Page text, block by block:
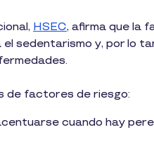
HSEC, afirma que la
sedentarismo y, por lo
de factores de riesgo:
cuando hay